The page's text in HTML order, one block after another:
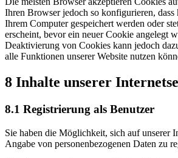
Ihren Browser jedoch so konfigurieren, dass
Ihrem Computer gespeichert werden oder
erscheint, bevor ein neuer Cookie angelegt
Deaktivierung von Cookies kann jedoch
alle Funktionen unserer Website nutzen
8 Inhalte unserer
8.1 Registrierung als Benutzer
Sie haben die Möglichkeit, sich auf unserer
Angabe von personenbezogenen Daten zu